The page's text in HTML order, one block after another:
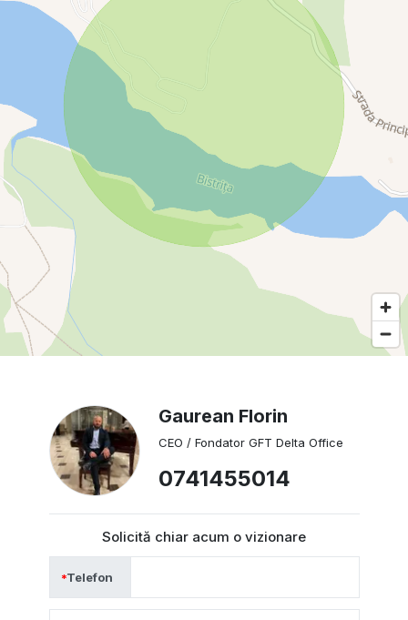
Gaurean Florin
CEO / Fondator GFT Delta Office
0741455014
Solicită chiar acum o vizionare
Telefon